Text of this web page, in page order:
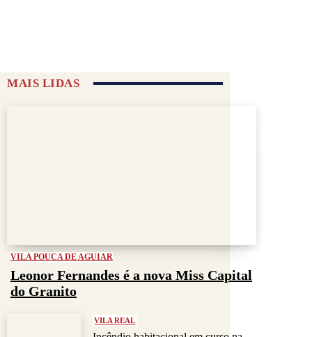
MAIS LIDAS
VILA POUCA DE AGUIAR
Leonor Fernandes é a nova Miss Capital
do Granito
VILA REAL